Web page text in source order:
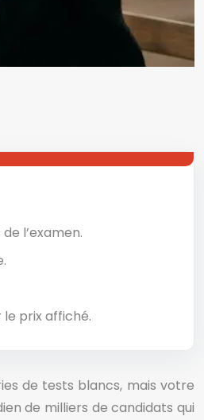
l’examen.
prix affiché.
de tests blancs, mais votre
de milliers de candidats qui